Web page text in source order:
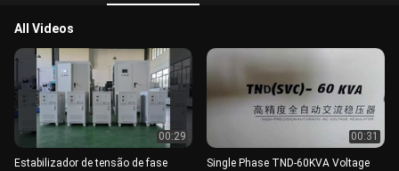
All Videos
00:29
Estabilizador de tensão de fase
00:31
Single Phase TND-60KVA Voltage